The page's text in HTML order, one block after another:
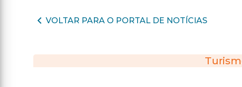
VOLTAR PARA O PORTAL DE NOTÍCIAS